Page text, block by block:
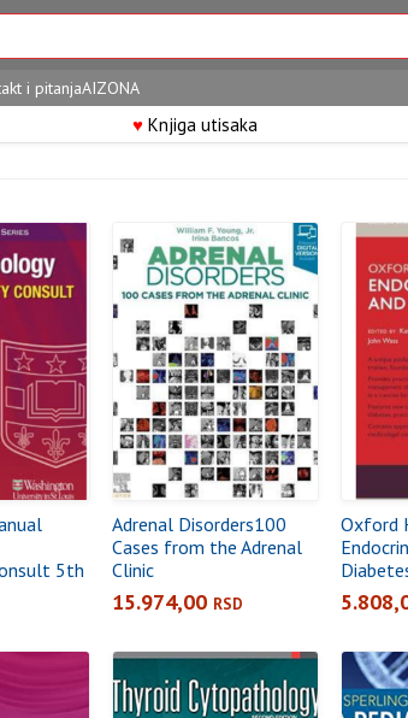
i pitanjaAIZONA
♥Knjiga utisaka
5th
Adrenal Disorders100
Cases from the Adrenal
Clinic
15.974,00 RSD
Oxford